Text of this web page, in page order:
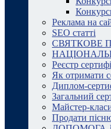
Реклама на
SEO статті
СВЯТКОВЕ
Реєстр
Як отримати
Диплом-
Загальний
Майстер-класи
Продати